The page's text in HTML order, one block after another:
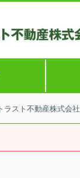
ラスト不動産株式会社